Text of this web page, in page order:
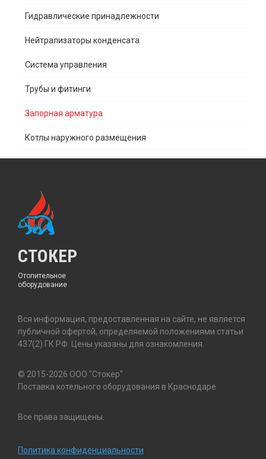
Гидравлические принадлежности
Нейтрализаторы конденсата
Система управления
Трубы и фитинги
Запорная арматура
Котлы наружного размещения
СТОКЕР
Отопительное
оборудование
Вся информация, предоставленная на сайте, не является
публичной офертой, определяемой положениями статьи
437(2) ГК РФ. Цены указаны для ознакомления.
© 2015-2026 ООО "Стокер"
Поставка котельного оборудования в Краснодаре
Все права защищены.
Политика конфиденциальности